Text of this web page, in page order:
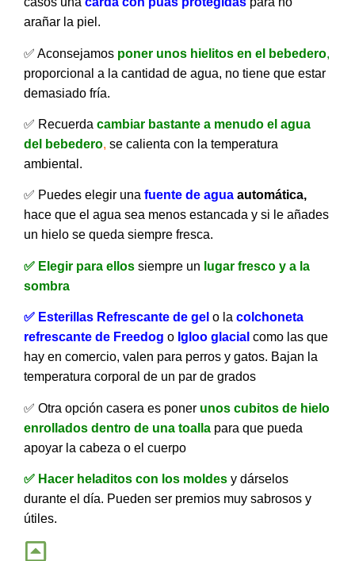
arañar la piel.
✅ Aconsejamos poner unos hielitos en el bebedero,
proporcional a la cantidad de agua, no tiene que estar
demasiado fría.
✅ Recuerda cambiar bastante a menudo el agua
del bebedero, se calienta con la temperatura
ambiental.
✅ Puedes elegir una fuente de agua automática,
hace que el agua sea menos estancada y si le añades
un hielo se queda siempre fresca.
✅ Elegir para ellos siempre un lugar fresco y a la
sombra
✅ Esterillas Refrescante de gel o la colchoneta
refrescante de Freedog o Igloo glacial como las que
hay en comercio, valen para perros y gatos. Bajan la
temperatura corporal de un par de grados
✅ Otra opción casera es poner unos cubitos de hielo
enrollados dentro de una toalla para que pueda
apoyar la cabeza o el cuerpo
✅ Hacer heladitos con los moldes y dárselos
durante el día. Pueden ser premios muy sabrosos y
útiles.